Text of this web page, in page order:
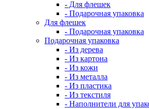
- Для флешек
- Подарочная упаковка
Для флешек
- Подарочная упаковка
Подарочная упаковка
- Из дерева
- Из картона
- Из кожи
- Из металла
- Из пластика
- Из текстиля
- Наполнители для